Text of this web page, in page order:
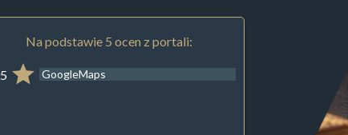
Na podstawie 5 ocen z portali:
5 GoogleMaps